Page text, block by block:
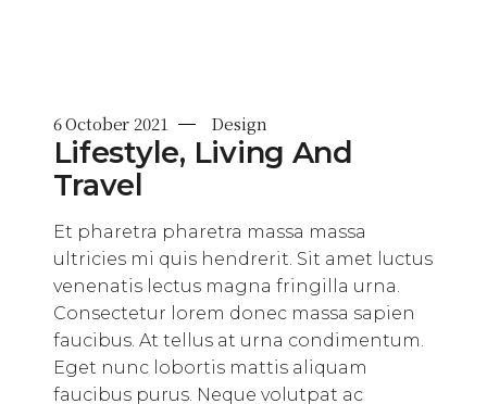
6 October 2021 Design
Lifestyle, Living And
Travel
Et pharetra pharetra massa massa
ultricies mi quis hendrerit. Sit amet luctus
venenatis lectus magna fringilla urna.
Consectetur lorem donec massa sapien
faucibus. At tellus at urna condimentum.
Eget nunc lobortis mattis aliquam
faucibus purus. Neque volutpat ac